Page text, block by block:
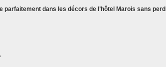
parfaitement dans les décors de l’hôtel Marois sans